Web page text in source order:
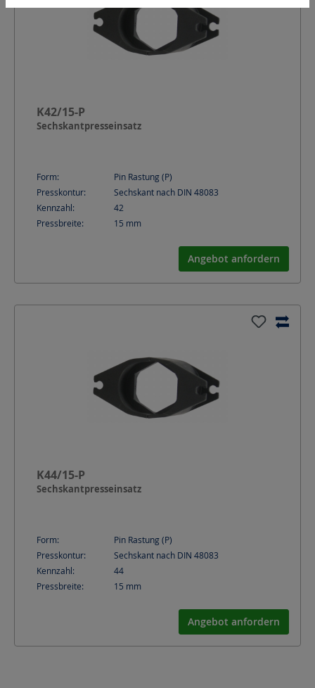
K42/15-P
Sechskantpresseinsatz
Form:
Pin Rastung (P)
Presskontur:
Sechskant nach DIN 48083
Kennzahl:
42
Pressbreite:
15 mm
Angebot anfordern
K44/15-P
Sechskantpresseinsatz
Form:
Pin Rastung (P)
Presskontur:
Sechskant nach DIN 48083
Kennzahl:
44
Pressbreite:
15 mm
Angebot anfordern